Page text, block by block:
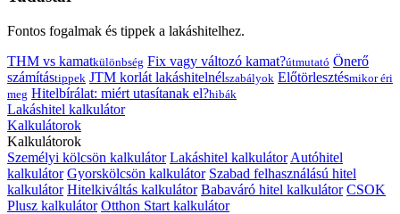
Fontos fogalmak és tippek a lakáshitelhez.
THM vs kamatkülönbség Fix vagy változó kamat?útmutató Önerő
számítástippek JTM korlát lakáshitelnélszabályok Előtörlesztésmikor éri
meg Hitelbírálat: miért utasítanak el?hibák
Lakáshitel kalkulátor
Kalkulátorok
Kalkulátorok
Személyi kölcsön kalkulátor Lakáshitel kalkulátor Autóhitel
kalkulátor Gyorskölcsön kalkulátor Szabad felhasználású hitel
kalkulátor Hitelkiváltás kalkulátor Babaváró hitel kalkulátor CSOK
Plusz kalkulátor Otthon Start kalkulátor